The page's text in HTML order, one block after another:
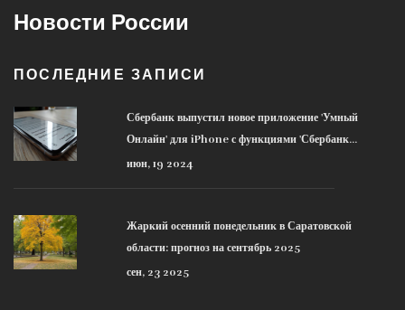
Новости России
ПОСЛЕДНИЕ ЗАПИСИ
Сбербанк выпустил новое приложение 'Умный
Онлайн' для iPhone с функциями 'Сбербанк
Онлайн'
июн, 19 2024
Жаркий осенний понедельник в Саратовской
области: прогноз на сентябрь 2025
сен, 23 2025